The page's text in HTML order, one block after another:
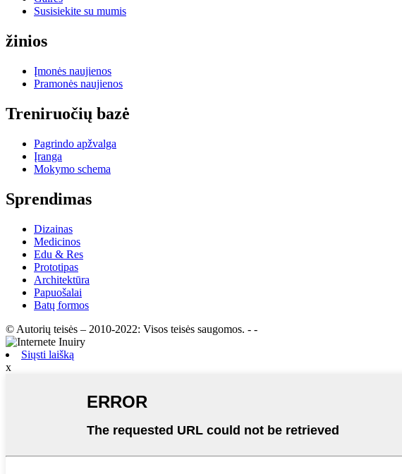
Susisiekite su mumis
žinios
Įmonės naujienos
Pramonės naujienos
Treniruočių bazė
Pagrindo apžvalga
Įranga
Mokymo schema
Sprendimas
Dizainas
Medicinos
Edu & Res
Prototipas
Architektūra
Papuošalai
Batų formos
© Autorių teisės – 2010-2022: Visos teisės saugomos. - -
Siųsti laišką
x